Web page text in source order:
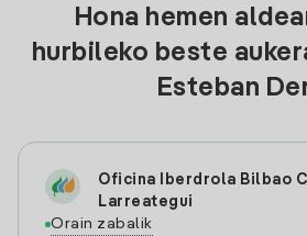
Hona hemen
hurbileko beste
Esteban
Oficina Iberdrola Bilbao
Larreategui
Orain zabalik